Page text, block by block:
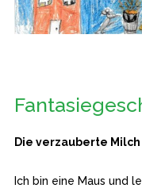
Die verzauberte Milch
Ich bin eine Maus und